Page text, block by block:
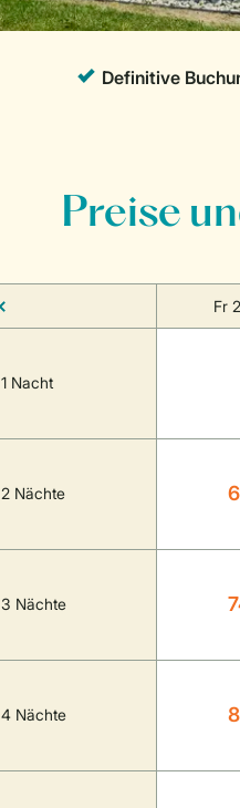
Preise
Fr
1 Nacht
2 Nächte
3 Nächte
4 Nächte